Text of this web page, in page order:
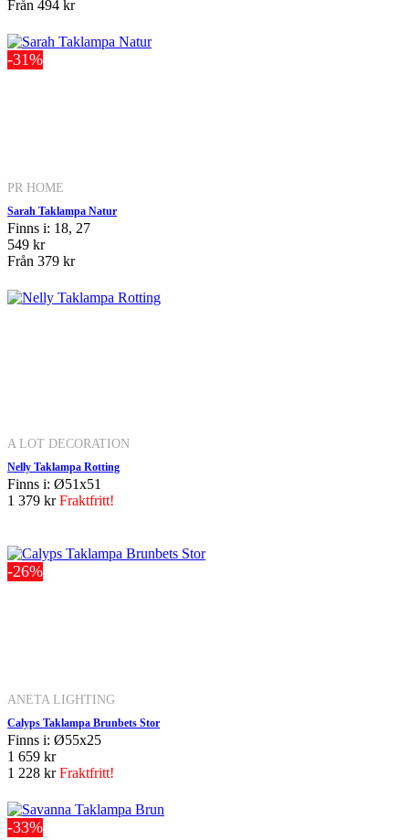
Från 494 kr
-31%
PR HOME
Sarah Taklampa Natur
Finns i: 18, 27
549 kr
Från 379 kr
A LOT DECORATION
Nelly Taklampa Rotting
Finns i: Ø51x51
1 379 krFraktfritt!
-26%
ANETA LIGHTING
Calyps Taklampa Brunbets Stor
Finns i: Ø55x25
1 659 kr
1 228 krFraktfritt!
-33%